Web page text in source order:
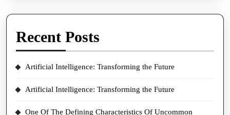
Recent Posts
Artificial Intelligence: Transforming the Future
Artificial Intelligence: Transforming the Future
One Of The Defining Characteristics Of Uncommon